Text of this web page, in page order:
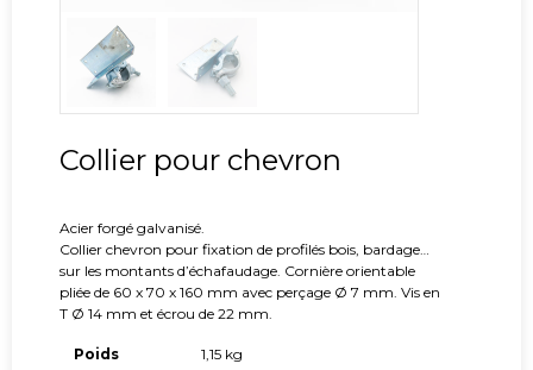
Collier pour chevron
Acier forgé galvanisé.
Collier chevron pour fixation de profilés bois, bardage…
sur les montants d’échafaudage. Cornière orientable
pliée de 60 x 70 x 160 mm avec perçage Ø 7 mm. Vis en
T Ø 14 mm et écrou de 22 mm.
Poids
1,15 kg